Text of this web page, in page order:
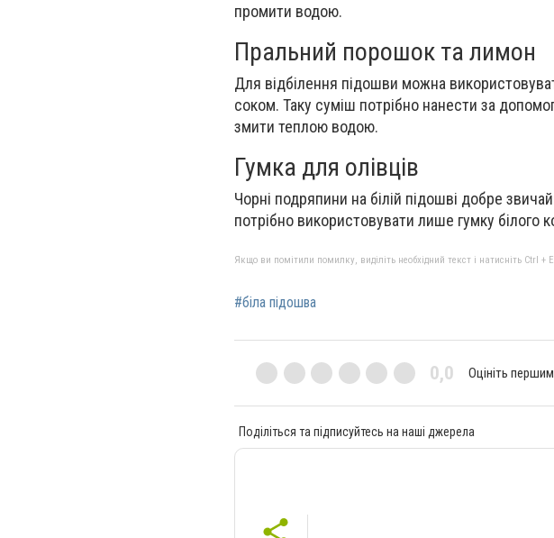
промити водою.
Пральний порошок та лимон
Для відбілення підошви можна
соком. Таку суміш потрібно нанести за
змити теплою водою.
Гумка для олівців
Чорні подряпини на білій підошві добре
потрібно використовувати лише гумку білого
Якщо ви помітили помилку, виділіть необхідний текст і натисніть Ctrl +
#біла підошва
0,0 Оцініть першим
Поділіться та підписуйтесь на наші джерела